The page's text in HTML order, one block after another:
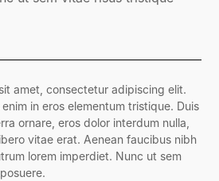
amet, consectetur adipiscing elit.
in eros elementum tristique. Duis
ornare, eros dolor interdum nulla,
vitae erat. Aenean faucibus nibh
lorem imperdiet. Nunc ut sem